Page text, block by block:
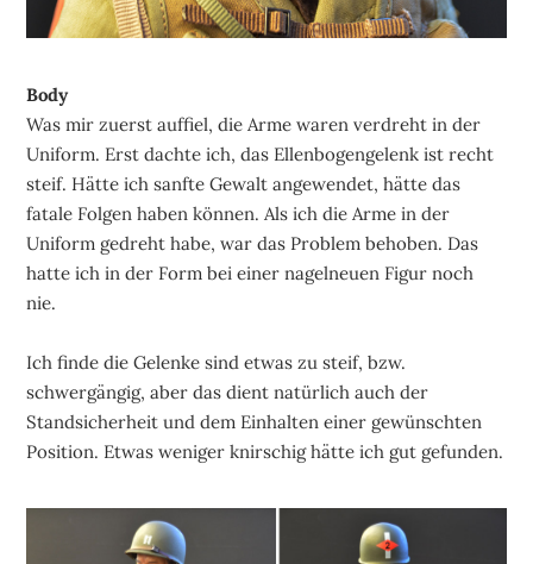
Body
Was mir zuerst auffiel, die Arme waren verdreht in der
Uniform. Erst dachte ich, das Ellenbogengelenk ist recht
steif. Hätte ich sanfte Gewalt angewendet, hätte das
fatale Folgen haben können. Als ich die Arme in der
Uniform gedreht habe, war das Problem behoben. Das
hatte ich in der Form bei einer nagelneuen Figur noch
nie.
Ich finde die Gelenke sind etwas zu steif, bzw.
schwergängig, aber das dient natürlich auch der
Standsicherheit und dem Einhalten einer gewünschten
Position. Etwas weniger knirschig hätte ich gut gefunden.